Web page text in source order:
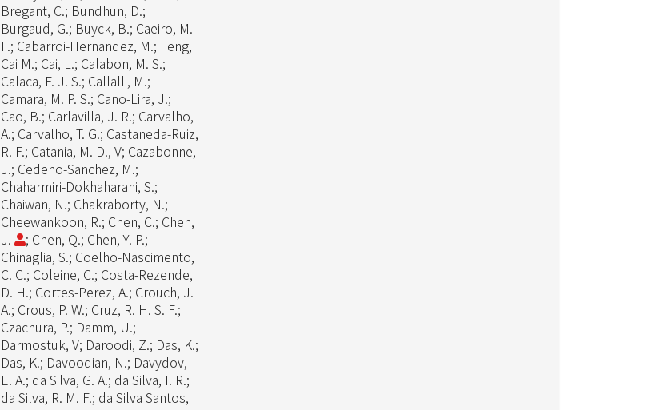
Bregant, C.; Bundhun, D.;
Burgaud, G.; Buyck, B.; Caeiro, M.
F.; Cabarroi-Hernandez, M.; Feng,
Cai M.; Cai, L.; Calabon, M. S.;
Calaca, F. J. S.; Callalli, M.;
Camara, M. P. S.; Cano-Lira, J.;
Cao, B.; Carlavilla, J. R.; Carvalho,
A.; Carvalho, T. G.; Castaneda-Ruiz,
R. F.; Catania, M. D., V; Cazabonne,
J.; Cedeno-Sanchez, M.;
Chaharmiri-Dokhaharani, S.;
Chaiwan, N.; Chakraborty, N.;
Cheewankoon, R.; Chen, C.; Chen,
J.
; Chen, Q.; Chen, Y. P.;
Chinaglia, S.; Coelho-Nascimento,
C. C.; Coleine, C.; Costa-Rezende,
D. H.; Cortes-Perez, A.; Crouch, J.
A.; Crous, P. W.; Cruz, R. H. S. F.;
Czachura, P.; Damm, U.;
Darmostuk, V; Daroodi, Z.; Das, K.;
Das, K.; Davoodian, N.; Davydov,
E. A.; da Silva, G. A.; da Silva, I. R.;
da Silva, R. M. F.; da Silva Santos,